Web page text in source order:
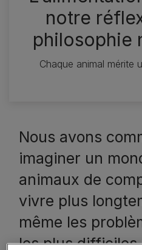
notre
philosophie
Chaque animal mérite
Nous avons
imaginer un
animaux de
vivre plus
même les
les plus